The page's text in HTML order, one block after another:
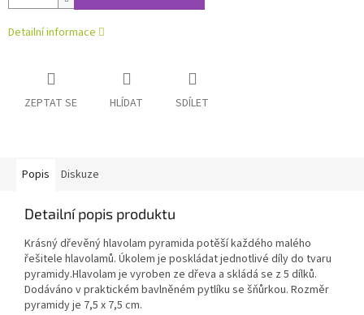
Detailní informace
ZEPTAT SE HLÍDAT SDÍLET
Popis Diskuze
Detailní popis produktu
Krásný dřevěný hlavolam pyramida potěší každého malého
řešitele hlavolamů. Úkolem je poskládat jednotlivé díly do tvaru
pyramidy.Hlavolam je vyroben ze dřeva a skládá se z 5 dílků.
Dodáváno v praktickém bavlněném pytlíku se šňůrkou. Rozměr
pyramidy je 7,5 x 7,5 cm.